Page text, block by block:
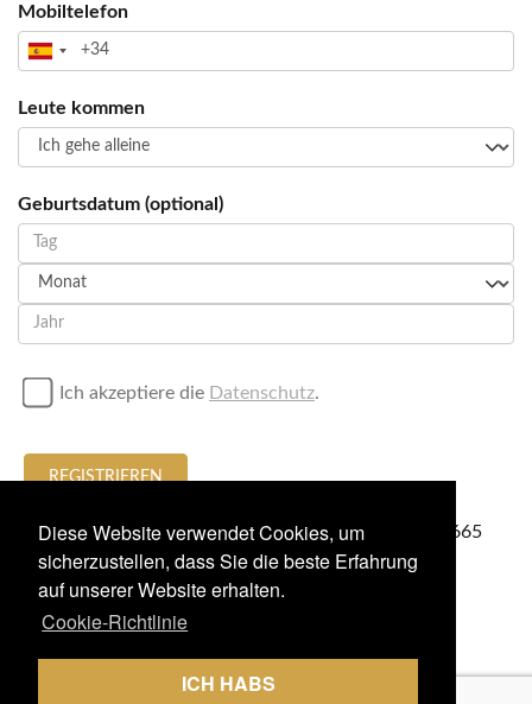
Diese Website verwendet Cookies, um
sicherzustellen, dass Sie die beste Erfahrung
auf unserer Website erhalten.
Cookie-Richtlinie
ICH HABS
Mobiltelefon
Leute kommen
Geburtsdatum (optional)
Ich akzeptiere die Datenschutz.
REGISTRIEREN
oder Anruf / sendet eine WhatsApp+34674636665